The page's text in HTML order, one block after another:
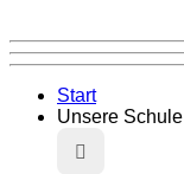
Start
Unsere Schule